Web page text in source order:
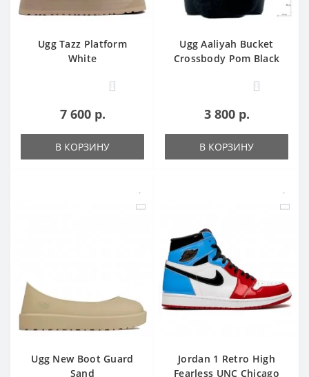
Ugg Tazz Platform
White
0
7 600 р.
В КОРЗИНУ
Ugg Aaliyah Bucket
Crossbody Pom Black
0
3 800 р.
В КОРЗИНУ
Ugg New Boot Guard
Sand
Jordan 1 Retro High
Fearless UNC Chicago